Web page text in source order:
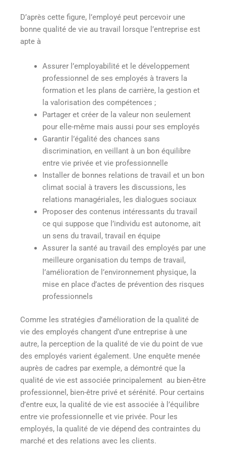
D’après cette figure, l’employé peut percevoir une
bonne qualité de vie au travail lorsque l’entreprise est
apte à
Assurer l’employabilité et le développement
professionnel de ses employés à travers la
formation et les plans de carrière, la gestion et
la valorisation des compétences ;
Partager et créer de la valeur non seulement
pour elle-même mais aussi pour ses employés
Garantir l’égalité des chances sans
discrimination, en veillant à un bon équilibre
entre vie privée et vie professionnelle
Installer de bonnes relations de travail et un bon
climat social à travers les discussions, les
relations managériales, les dialogues sociaux
Proposer des contenus intéressants du travail
ce qui suppose que l’individu est autonome, ait
un sens du travail, travail en équipe
Assurer la santé au travail des employés par une
meilleure organisation du temps de travail,
l’amélioration de l’environnement physique, la
mise en place d’actes de prévention des risques
professionnels
Comme les stratégies d’amélioration de la qualité de
vie des employés changent d’une entreprise à une
autre, la perception de la qualité de vie du point de vue
des employés varient également. Une enquête menée
auprès de cadres par exemple, a démontré que la
qualité de vie est associée principalement au bien-être
professionnel, bien-être privé et sérénité. Pour certains
d’entre eux, la qualité de vie est associée à l’équilibre
entre vie professionnelle et vie privée. Pour les
employés, la qualité de vie dépend des contraintes du
marché et des relations avec les clients.